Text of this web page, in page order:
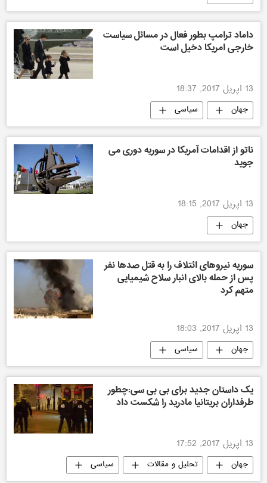
داماد ترامپ بطور فعال در مسائل سیاست
خارجی امریکا دخیل است
13 اپریل 2017, 18:37
جهان سیاسی
ناتو از اقدامات آمریکا در سوریه دوری می
جوید
13 اپریل 2017, 18:15
جهان
سوریه نیروهای ائتلاف را به قتل صدها نفر
پس از حمله بالای انبار سلاح شیمیایی
متهم کرد
13 اپریل 2017, 18:03
جهان سیاسی
یک داستان جدید برای بی بی سی:چطور
طرفداران بریتانیا مادرید را شکست داد
13 اپریل 2017, 17:52
جهان تحلیل و مقالات سیاسی